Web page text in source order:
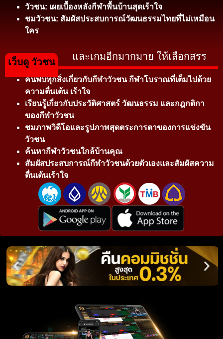
วัวชน: เผยเบื้องหลังกีฬาพื้นบ้านสุดเร้าใจ
ชมวัวชน: สัมผัสประสบการณ์วัฒนธรรมไทยที่ไม่เหมือน
ใคร
และเกมอีกมากมาย ให้เลือกสรร
ค้นพบทุกสิ่งเกี่ยวกับกีฬาวัวชน กีฬาโบราณที่เต็มไปด้วย
ความตื่นเต้น เร้าใจ
เรียนรู้เกี่ยวกับประวัติศาสตร์ วัฒนธรรม และกฎกติกา
ของกีฬาวัวชน
ชมภาพวิดีโอและรูปภาพสุดตระการตาของการแข่งขัน
วัวชน
ค้นหากีฬาวัวชนใกล้บ้านคุณ
สัมผัสประสบการณ์กีฬาวัวชนด้วยตัวเองและสัมผัสความ
ตื่นเต้นเร้าใจ
เว็บดู วัวชน